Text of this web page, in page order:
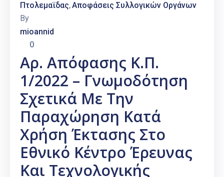
Πτολεμαϊδας‚Αποφάσεις Συλλογικών Οργάνων
By
mioannid
0
Αρ. Απόφασης Κ.Π.
1/2022 – Γνωμοδότηση
Σχετικά Με Την
Παραχώρηση Κατά
Χρήση Έκτασης Στο
Εθνικό Κέντρο Έρευνας
Και Τεχνολογικής